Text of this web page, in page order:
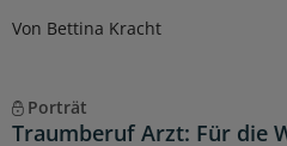
Von Bettina Kracht
Porträt
Traumberuf Arzt: Für die